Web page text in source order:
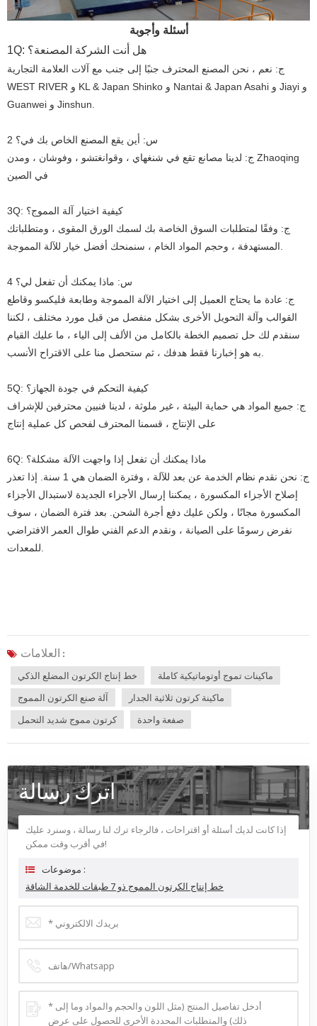
أسئلة وأجوبة
1Q: هل أنت الشركة المصنعة؟
ج: نعم ، نحن المصنع المحترف جنبًا إلى جنب مع آلات العلامة التجارية
WEST RIVER و KL & Japan Shinko و Nantai & Japan Asahi و Jiayi و
Guanwei و Jinshun.
2 س: أين يقع المصنع الخاص بك في؟
ج: لدينا مصانع تقع في شنغهاي ، وقوانغتشو ، وفوشان ، ومدن Zhaoqing
في الصين
3Q: كيفية اختيار آلة المموج؟
ج: وفقًا لمتطلبات السوق الخاصة بك لسمك الورق المقوى ، ومتطلباتك
4 س: ماذا يمكنك أن تفعل لي؟
ج: عادة ما يحتاج العميل إلى اختيار الآلة المموجة وطابعة فليكسو وقاطع
القوالب وآلة التحويل الأخرى بشكل منفصل من قبل مورد مختلف ، لكننا
سنقدم لك حل تصميم الخطة بالكامل من الألف إلى الياء ، ما عليك القيام
5Q: كيفية التحكم في جودة الجهاز؟
ج: جميع المواد هي حماية البيئة ، غير ملوثة ، لدينا فنيين محترفين للإشراف
على الإنتاج ، قسمنا المحترف لفحص كل عملية إنتاج
6Q: ماذا يمكنك أن تفعل إذا واجهت الآلة مشكلة؟
ج: نحن نقدم نظام الخدمة عن بعد للآلة ، وفترة الضمان هي 1 سنة. إذا تعذر
إصلاح الأجزاء المكسورة ، يمكننا إرسال الأجزاء الجديدة لاستبدال الأجزاء
المكسورة مجانًا ، ولكن عليك دفع أجرة الشحن. بعد فترة الضمان ، سوف
نفرض رسومًا على الصيانة ، ونقدم الدعم الفني طوال العمر الافتراضي
العلامات :
خط إنتاج الكرتون المضلع الذكي
ماكينات تموج أوتوماتيكية كاملة
آلة صنع الكرتون المموج
ماكينة كرتون ثلاثية الجدار
كرتون مموج شديد التحمل
صفعة واحدة
اترك رسالة
إذا كانت لديك أسئلة أو اقتراحات ، فالرجاء ترك لنا رسالة ، وسنرد عليك
في أقرب وقت ممكن!
موضوعات :
خط إنتاج الكرتون المموج ذو 7 طبقات للخدمة الشاقة